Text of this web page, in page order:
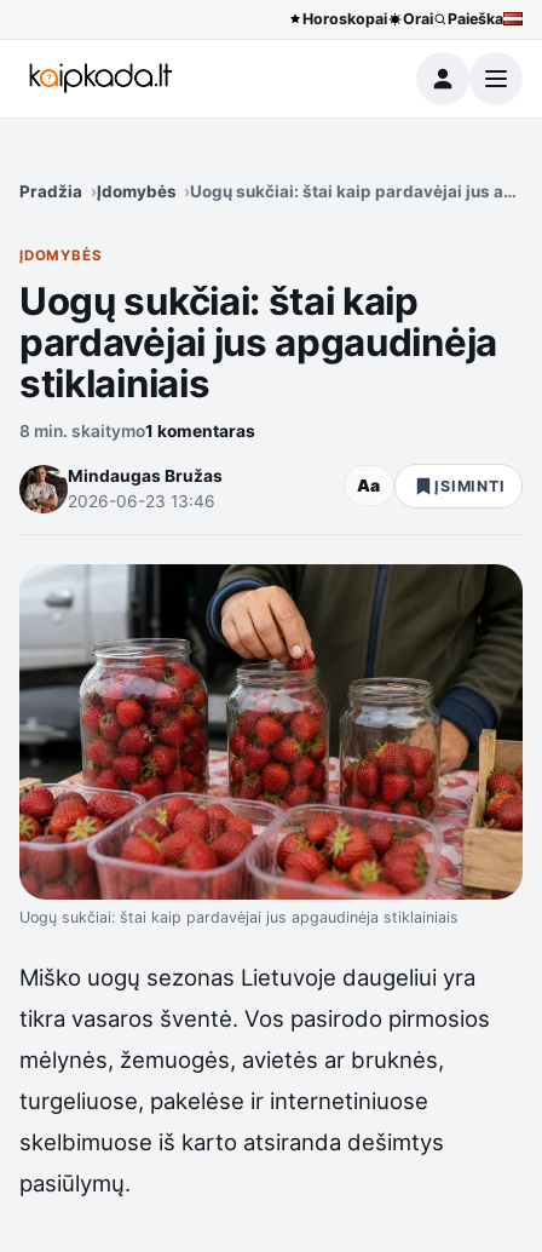
Horoskopai Orai Paieška
Meniu
Pradžia Įdomybės Uogų sukčiai: štai kaip pardavėjai jus
ĮDOMYBĖS
Uogų sukčiai: štai kaip
pardavėjai jus apgaudinėja
stiklainiais
8 min. skaitymo1 komentaras
Mindaugas Bružas
2026-06-23 13:46
Aa ĮSIMINTI
Uogų sukčiai: štai kaip pardavėjai jus apgaudinėja stiklainiais
Miško uogų sezonas Lietuvoje daugeliui yra
tikra vasaros šventė. Vos pasirodo pirmosios
mėlynės, žemuogės, avietės ar bruknės,
turgeliuose, pakelėse ir internetiniuose
skelbimuose iš karto atsiranda dešimtys
pasiūlymų.